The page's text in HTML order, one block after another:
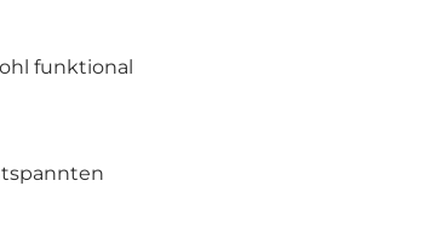
funktional